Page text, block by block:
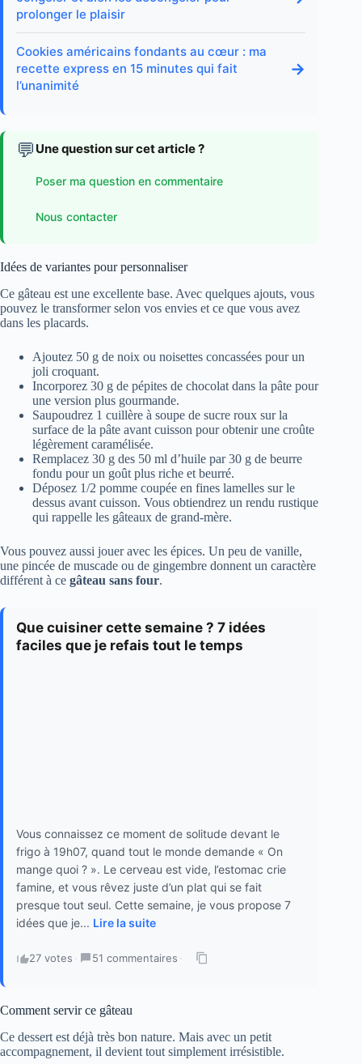
prolonger le plaisir
Cookies américains fondants au cœur : ma
recette express en 15 minutes qui fait
l’unanimité
→
💬 Une question sur cet article ?
Poser ma question en commentaire
Nous contacter
Idées de variantes pour personnaliser
Ce gâteau est une excellente base. Avec quelques ajouts, vous
pouvez le transformer selon vos envies et ce que vous avez
dans les placards.
Ajoutez 50 g de noix ou noisettes concassées pour un
joli croquant.
Incorporez 30 g de pépites de chocolat dans la pâte pour
une version plus gourmande.
Saupoudrez 1 cuillère à soupe de sucre roux sur la
surface de la pâte avant cuisson pour obtenir une croûte
légèrement caramélisée.
Remplacez 30 g des 50 ml d’huile par 30 g de beurre
fondu pour un goût plus riche et beurré.
Déposez 1/2 pomme coupée en fines lamelles sur le
dessus avant cuisson. Vous obtiendrez un rendu rustique
qui rappelle les gâteaux de grand-mère.
Vous pouvez aussi jouer avec les épices. Un peu de vanille,
une pincée de muscade ou de gingembre donnent un caractère
différent à ce gâteau sans four.
Que cuisiner cette semaine ? 7 idées
faciles que je refais tout le temps
Vous connaissez ce moment de solitude devant le
frigo à 19h07, quand tout le monde demande « On
mange quoi ? ». Le cerveau est vide, l’estomac crie
famine, et vous rêvez juste d’un plat qui se fait
presque tout seul. Cette semaine, je vous propose 7
idées que je... Lire la suite
27 votes · 51 commentaires ·
Comment servir ce gâteau
Ce dessert est déjà très bon nature. Mais avec un petit
accompagnement, il devient tout simplement irrésistible.